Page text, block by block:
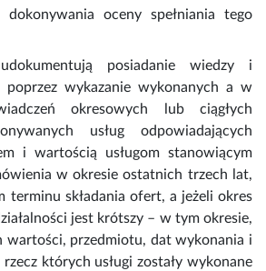
dokonywania oceny spełniania tego
posiadanie wiedzy i
poprzez wykazanie wykonanych a w
okresowych lub ciągłych
usług odpowiadających
i wartością usługom stanowiącym
w okresie ostatnich trzech lat,
terminu składania ofert, a jeżeli okres
jest krótszy – w tym okresie,
wartości, przedmiotu, dat wykonania i
których usługi zostały wykonane